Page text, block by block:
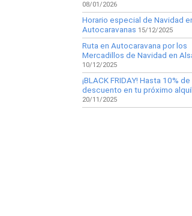
08/01/2026
Horario especial de Navidad
Autocaravanas 15/12/2025
Ruta en Autocaravana por los
Mercadillos de Navidad en
10/12/2025
¡BLACK FRIDAY! Hasta 10% de
descuento en tu próximo
20/11/2025